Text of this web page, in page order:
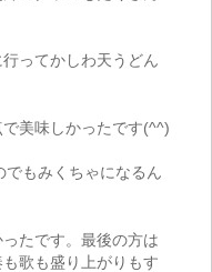
ってかしわ天うどん
美味しかったです(^^)
でもみくちゃになるん
たです。最後の方は
歌も盛り上がりもす